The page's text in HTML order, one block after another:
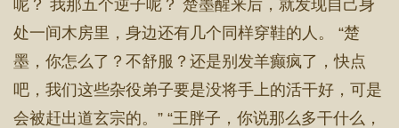
呢？ 我那五个逆子呢？ 楚墨醒来后，就发现自己身
处一间木房里，身边还有几个同样穿鞋的人。 “楚
墨，你怎么了？不舒服？还是别发羊癫疯了，快点
吧，我们这些杂役弟子要是没将手上的活干好，可是
会被赶出道玄宗的。” “王胖子，你说那么多干什么，